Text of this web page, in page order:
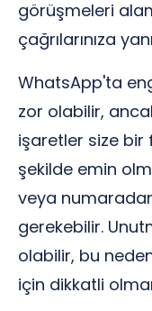
görüşmeleri
çağrılarınıza
WhatsApp'ta
zor olabilir,
işaretler size bir
şekilde emin
veya
gerekebilir.
olabilir, bu
için dikkatli